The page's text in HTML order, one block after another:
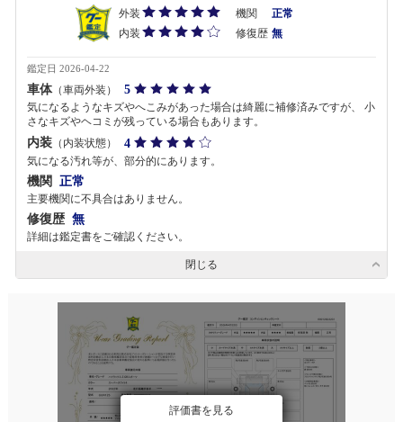
外装 機関
正常
内装
修復歴 無
鑑定日 2026-04-22
車体（車両外装） 5
気になるようなキズやへこみがあった場合は綺麗に補修済みですが、 小
さなキズやヘコミが残っている場合もあります。
内装 （内装状態） 4
気になる汚れ等が、部分的にあります。
機関 正常
主要機関に不具合はありません。
修復歴 無
詳細は鑑定書をご確認ください。
閉じる
評価書を見る